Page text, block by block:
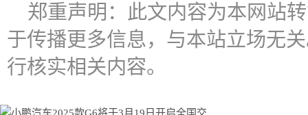
郑重声明：此文内容为本网站
于传播更多信息，与本站立场无
行核实相关内容。